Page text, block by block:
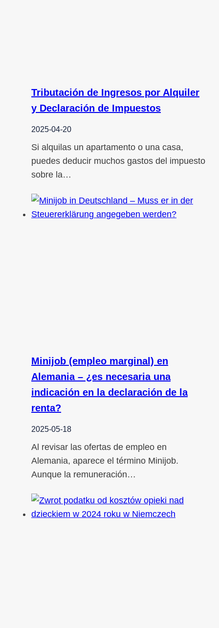
Tributación de Ingresos por Alquiler
y Declaración de Impuestos
2025-04-20
Si alquilas un apartamento o una casa,
puedes deducir muchos gastos del impuesto
sobre la…
Minijob (empleo marginal) en
Alemania – ¿es necesaria una
indicación en la declaración de la
renta?
2025-05-18
Al revisar las ofertas de empleo en
Alemania, aparece el término Minijob.
Aunque la remuneración…